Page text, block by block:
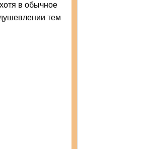
в обычное
тем